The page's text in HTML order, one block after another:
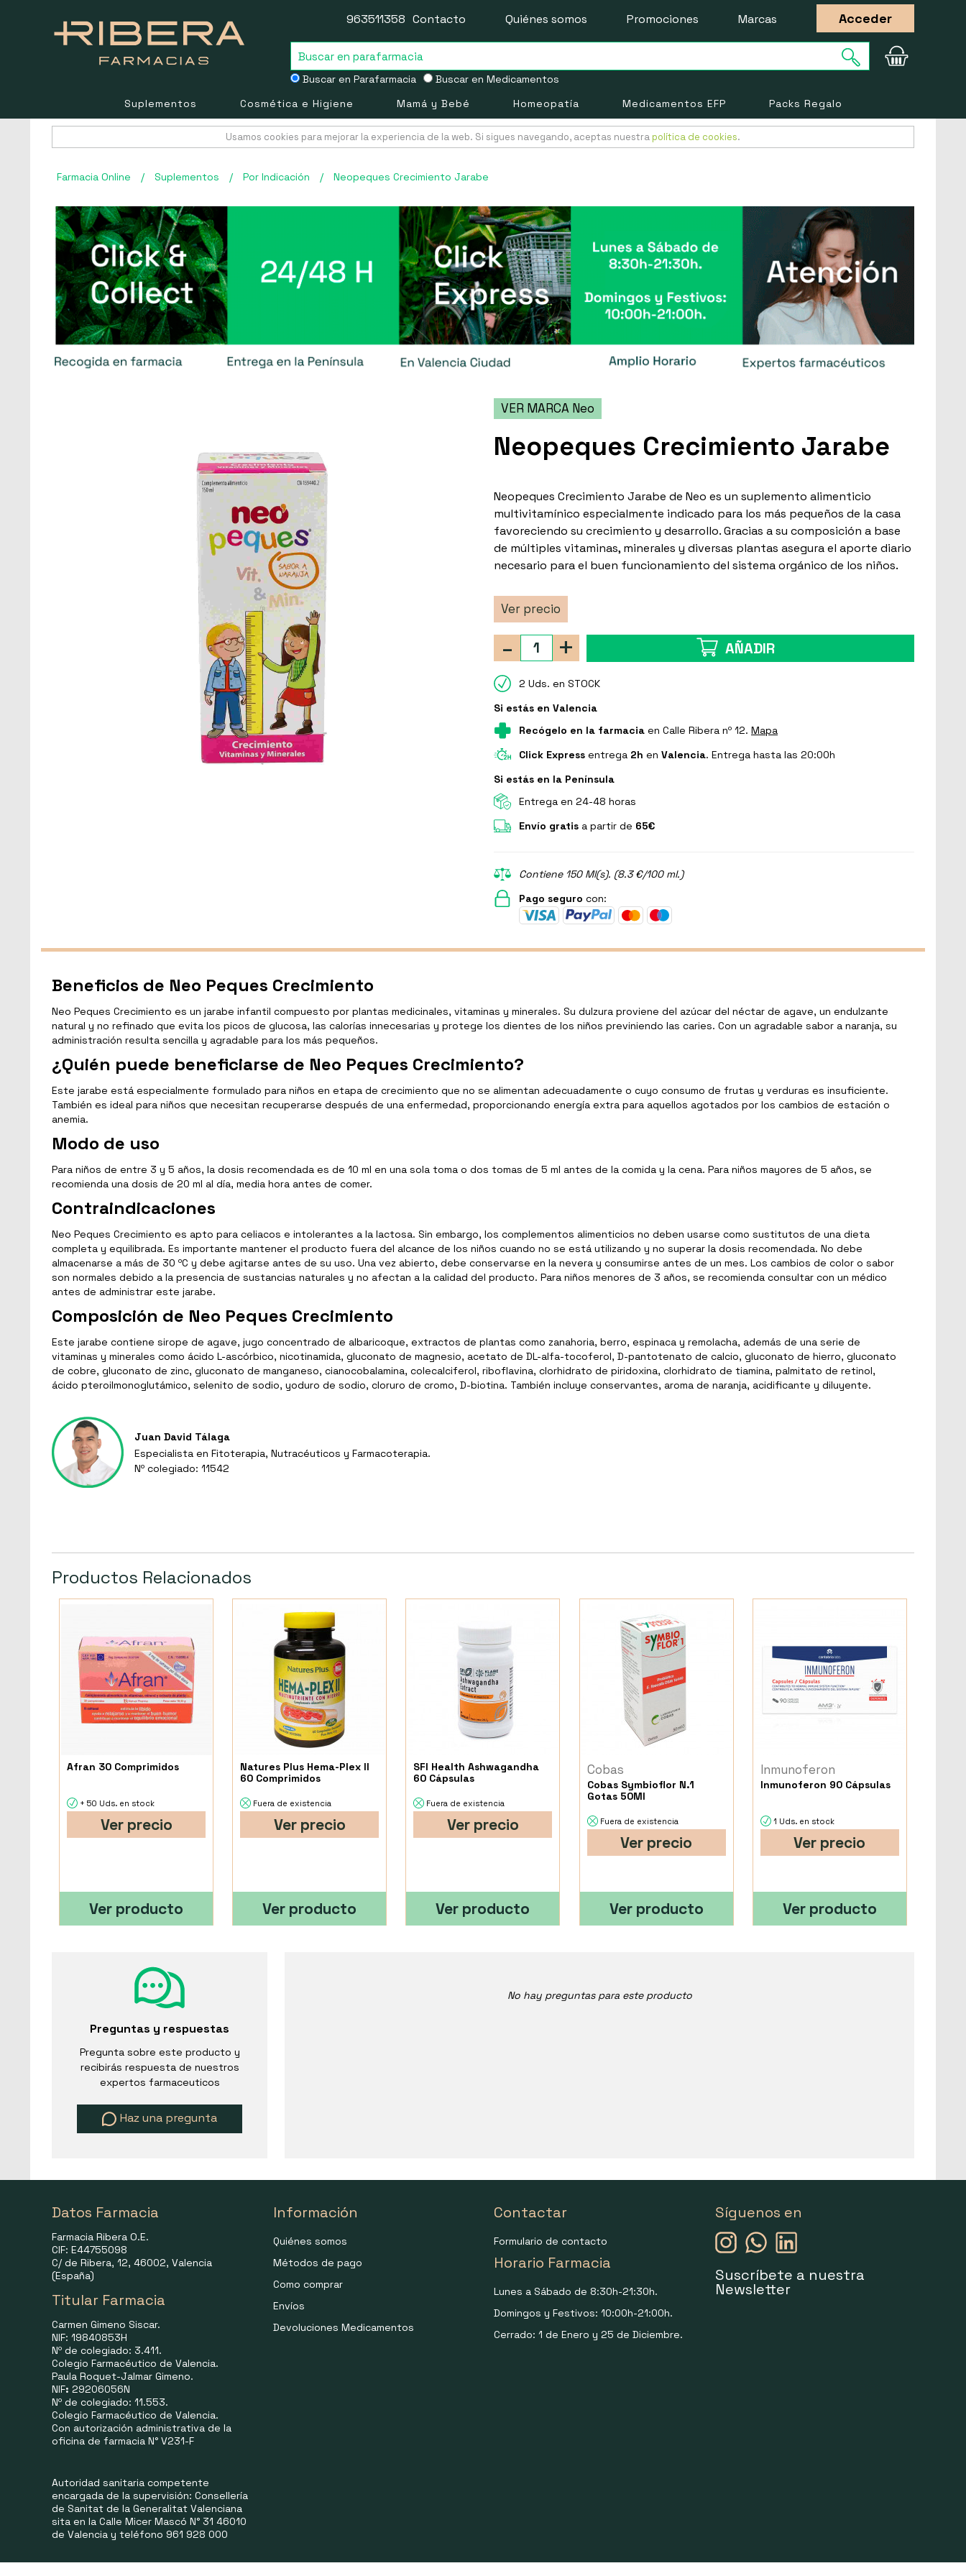
Buscar en Parafarmacia Buscar en Medicamentos
963511358 Contacto Quiénes somos Promociones Marcas Acceder
Suplementos Cosmética e Higiene Mamá y Bebé Homeopatía Medicamentos EFP Packs Regalo
Usamos cookies para mejorar la experiencia de la web. Si sigues navegando, aceptas nuestra política de cookies.
Farmacia Online / Suplementos / Por Indicación / Neopeques Crecimiento Jarabe
VER MARCA Neo
Neopeques Crecimiento Jarabe
Neopeques Crecimiento Jarabe de Neo es un suplemento alimenticio
multivitamínico especialmente indicado para los más pequeños de la casa
favoreciendo su crecimiento y desarrollo. Gracias a su composición a base
de múltiples vitaminas, minerales y diversas plantas asegura el aporte diario
necesario para el buen funcionamiento del sistema orgánico de los niños.
Ver precio
+
- AÑADIR
2 Uds. en STOCK
Si estás en Valencia
Recógelo en la farmacia en Calle Ribera nº 12. Mapa
Click Express entrega 2h en Valencia. Entrega hasta las 20:00h
Si estás en la Península
Entrega en 24-48 horas
Envío gratis a partir de 65€
Contiene 150 Ml(s). (8.3 €/100 ml.)
Pago seguro con:
Beneficios de Neo Peques Crecimiento
Neo Peques Crecimiento es un jarabe infantil compuesto por plantas medicinales, vitaminas y minerales. Su dulzura proviene del azúcar del néctar de agave, un endulzante
natural y no refinado que evita los picos de glucosa, las calorías innecesarias y protege los dientes de los niños previniendo las caries. Con un agradable sabor a naranja, su
administración resulta sencilla y agradable para los más pequeños.
¿Quién puede beneficiarse de Neo Peques Crecimiento?
Este jarabe está especialmente formulado para niños en etapa de crecimiento que no se alimentan adecuadamente o cuyo consumo de frutas y verduras es insuficiente.
También es ideal para niños que necesitan recuperarse después de una enfermedad, proporcionando energía extra para aquellos agotados por los cambios de estación o
anemia.
Modo de uso
Para niños de entre 3 y 5 años, la dosis recomendada es de 10 ml en una sola toma o dos tomas de 5 ml antes de la comida y la cena. Para niños mayores de 5 años, se
recomienda una dosis de 20 ml al día, media hora antes de comer.
Contraindicaciones
Neo Peques Crecimiento es apto para celiacos e intolerantes a la lactosa. Sin embargo, los complementos alimenticios no deben usarse como sustitutos de una dieta
completa y equilibrada. Es importante mantener el producto fuera del alcance de los niños cuando no se está utilizando y no superar la dosis recomendada. No debe
almacenarse a más de 30 ºC y debe agitarse antes de su uso. Una vez abierto, debe conservarse en la nevera y consumirse antes de un mes. Los cambios de color o sabor
son normales debido a la presencia de sustancias naturales y no afectan a la calidad del producto. Para niños menores de 3 años, se recomienda consultar con un médico
antes de administrar este jarabe.
Composición de Neo Peques Crecimiento
Este jarabe contiene sirope de agave, jugo concentrado de albaricoque, extractos de plantas como zanahoria, berro, espinaca y remolacha, además de una serie de
vitaminas y minerales como ácido L-ascórbico, nicotinamida, gluconato de magnesio, acetato de DL-alfa-tocoferol, D-pantotenato de calcio, gluconato de hierro, gluconato
de cobre, gluconato de zinc, gluconato de manganeso, cianocobalamina, colecalciferol, riboflavina, clorhidrato de piridoxina, clorhidrato de tiamina, palmitato de retinol,
ácido pteroilmonoglutámico, selenito de sodio, yoduro de sodio, cloruro de cromo, D-biotina. También incluye conservantes, aroma de naranja, acidificante y diluyente.
Juan David Tálaga
Especialista en Fitoterapia, Nutracéuticos y Farmacoterapia.
Nº colegiado: 11542
Productos Relacionados
Afran 30 Comprimidos
+ 50 Uds. en stock
Ver precio
Ver producto
Natures Plus Hema-Plex II
60 Comprimidos
Fuera de existencia
Ver precio
Ver producto
SFI Health Ashwagandha
60 Cápsulas
Fuera de existencia
Ver precio
Ver producto
Cobas
Cobas Symbioflor N.1
Gotas 50Ml
Fuera de existencia
Ver precio
Ver producto
Inmunoferon
Inmunoferon 90 Cápsulas
1 Uds. en stock
Ver precio
Ver producto
Preguntas y respuestas
Pregunta sobre este producto y
recibirás respuesta de nuestros
expertos farmaceuticos
Haz una pregunta
No hay preguntas para este producto
Datos Farmacia
Farmacia Ribera O.E.
CIF: E44755098
C/ de Ribera, 12, 46002, Valencia
(España)
Titular Farmacia
Carmen Gimeno Siscar.
NIF: 19840853H
Nº de colegiado: 3.411.
Colegio Farmacéutico de Valencia.
Paula Roquet-Jalmar Gimeno.
NIF: 29206056N
Nº de colegiado: 11.553.
Colegio Farmacéutico de Valencia.
Con autorización administrativa de la
oficina de farmacia N° V231-F
Autoridad sanitaria competente
encargada de la supervisión: Consellería
de Sanitat de la Generalitat Valenciana
sita en la Calle Micer Mascó N° 31 46010
de Valencia y teléfono 961 928 000
Información
Quiénes somos
Métodos de pago
Como comprar
Envíos
Devoluciones Medicamentos
Contactar
Formulario de contacto
Horario Farmacia
Lunes a Sábado de 8:30h-21:30h.
Domingos y Festivos: 10:00h-21:00h.
Cerrado: 1 de Enero y 25 de Diciembre.
Síguenos en
Suscríbete a nuestra
Newsletter